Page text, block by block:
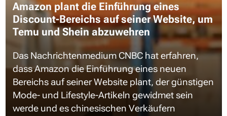
Amazon plant die Einführung eines
Discount-Bereichs auf seiner Website, um
Temu und Shein abzuwehren
Das Nachrichtenmedium CNBC hat erfahren,
dass Amazon die Einführung eines neuen
Bereichs auf seiner Website plant, der günstigen
Mode- und Lifestyle-Artikeln gewidmet sein
werde und es chinesischen Verkäufern